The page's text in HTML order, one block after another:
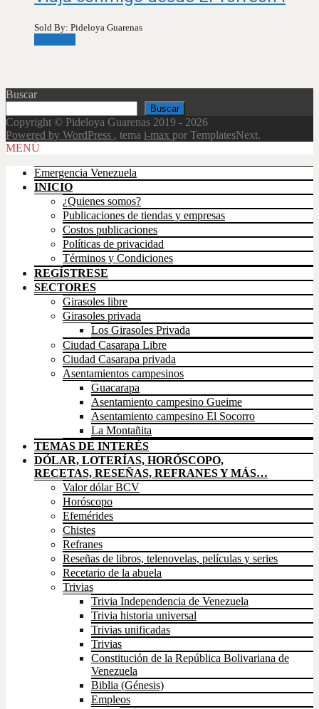
Sold By: Pideloya Guarenas
Buscar
Buscar
Copyright © Pideloya Guarenas 2019 - 2026
Powered by WordPress , tema i-max por TemplatesNext.
Scroll
MENÚ
Emergencia Venezuela
INICIO
¿Quienes somos?
Publicaciones de tiendas y empresas
Costos publicaciones
Políticas de privacidad
Términos y Condiciones
REGÍSTRESE
SECTORES
Girasoles libre
Girasoles privada
Los Girasoles Privada
Ciudad Casarapa Libre
Ciudad Casarapa privada
Asentamientos campesinos
Guacarapa
Asentamiento campesino Gueime
Asentamiento campesino El Socorro
La Montañita
TEMAS DE INTERÉS
DÓLAR, LOTERÍAS, HORÓSCOPO,
RECETAS, RESEÑAS, REFRANES Y MÁS…
Valor dólar BCV
Horóscopo
Efemérides
Chistes
Refranes
Reseñas de libros, telenovelas, películas y series
Recetario de la abuela
Trivias
Trivia Independencia de Venezuela
Trivia historia universal
Trivias unificadas
Trivias
Constitución de la República Bolivariana de
Venezuela
Biblia (Génesis)
Empleos